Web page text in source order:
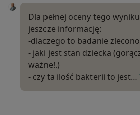
Dla pełnej oceny tego
jeszcze informację:
-dlaczego to badanie zlecono
- jaki jest stan dziecka
ważne!.)
- czy ta ilość bakterii to jest…